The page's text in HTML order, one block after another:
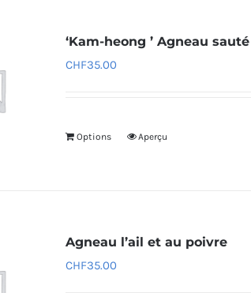
‘Kam-heong ’ Agneau
CHF35.00
Options Aperçu
Agneau l’ail et au poivre
CHF35.00